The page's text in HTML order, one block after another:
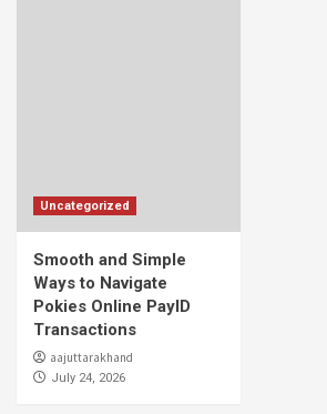
Uncategorized
Smooth and Simple
Ways to Navigate
Pokies Online PayID
Transactions
aajuttarakhand
July 24, 2026